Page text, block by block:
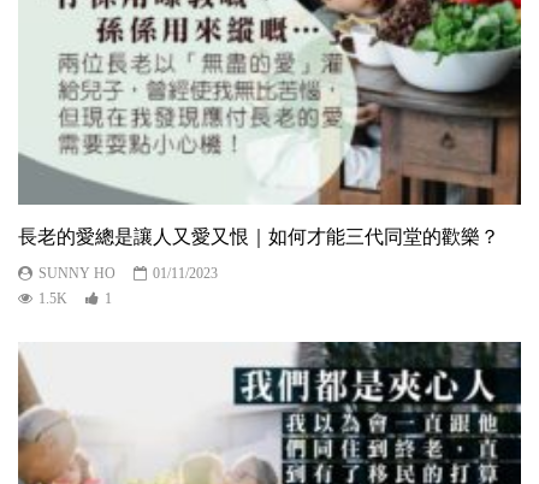
長老的愛總是讓人又愛又恨｜如何才能三代同堂的歡樂？
SUNNY HO
01/11/2023
1.5K
1